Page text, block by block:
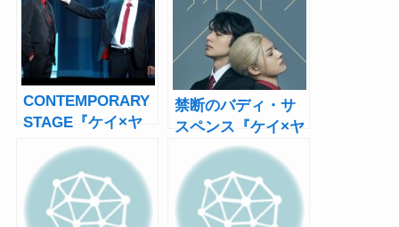
CONTEMPORARY
STAGE『ケイ×ヤ
ク』開幕！立花裕
大と長田光平が魅
せる禁断のバデ
ィ・サスペンス
禁断のバディ・サ
スペンス『ケイ×ヤ
ク』立花裕大と長
田光平のW主演で
舞台化